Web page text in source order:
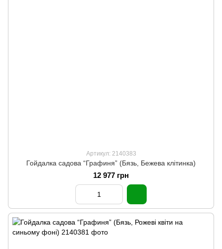
Артикул: 2140383
Гойдалка садова “Графиня” (Бязь, Бежева клітинка)
12 977 грн